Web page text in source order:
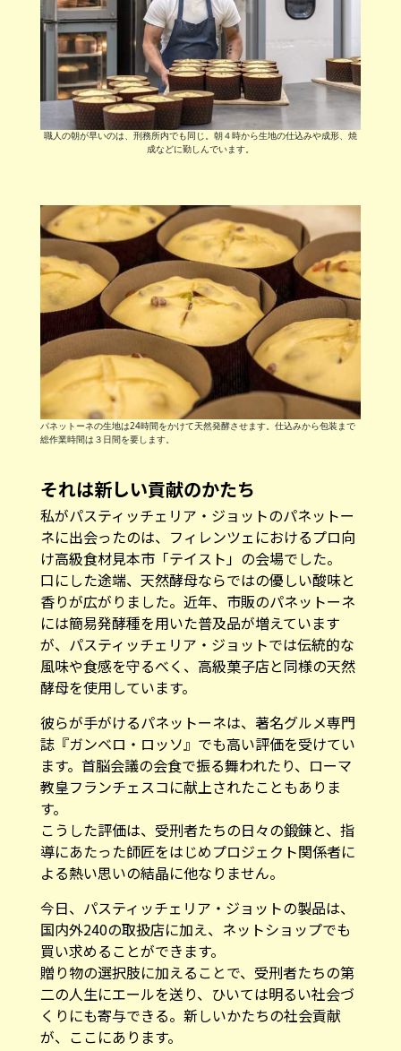
職人の朝が早いのは、刑務所内でも同じ。朝４時から生地の仕込みや成形、焼
成などに勤しんでいます。
パネットーネの生地は24時間をかけて天然発酵させます。仕込みから包装まで
総作業時間は３日間を要します。
それは新しい貢献のかたち
私がパスティッチェリア・ジョットのパネットー
ネに出会ったのは、フィレンツェにおけるプロ向
け高級食材見本市「テイスト」の会場でした。
口にした途端、天然酵母ならではの優しい酸味と
香りが広がりました。近年、市販のパネットーネ
には簡易発酵種を用いた普及品が増えています
が、パスティッチェリア・ジョットでは伝統的な
風味や食感を守るべく、高級菓子店と同様の天然
酵母を使用しています。
彼らが手がけるパネットーネは、著名グルメ専門
誌『ガンベロ・ロッソ』でも高い評価を受けてい
ます。首脳会議の会食で振る舞われたり、ローマ
教皇フランチェスコに献上されたこともありま
す。
こうした評価は、受刑者たちの日々の鍛錬と、指
導にあたった師匠をはじめプロジェクト関係者に
よる熱い思いの結晶に他なりません。
今日、パスティッチェリア・ジョットの製品は、
国内外240の取扱店に加え、ネットショップでも
買い求めることができます。
贈り物の選択肢に加えることで、受刑者たちの第
二の人生にエールを送り、ひいては明るい社会づ
くりにも寄与できる。新しいかたちの社会貢献
が、ここにあります。